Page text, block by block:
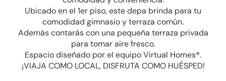
Ubicado en el 1er piso, este depa brinda para tu
comodidad gimnasio y terraza común.
Además contarás con una pequeña terraza privada
para tomar aire fresco.
Espacio diseñado por el equipo Virtual Homes®.
¡VIAJA COMO LOCAL, DISFRUTA COMO HUÉSPED!